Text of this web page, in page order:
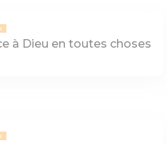
à Dieu en toutes choses